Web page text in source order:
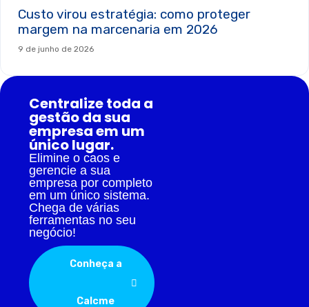
Custo virou estratégia: como proteger
margem na marcenaria em 2026
9 de junho de 2026
Centralize toda a
gestão da sua
empresa em um
único lugar.
Elimine o caos e
gerencie a sua
empresa por completo
em um único sistema.
Chega de várias
ferramentas no seu
negócio!
Conheça a
Calcme